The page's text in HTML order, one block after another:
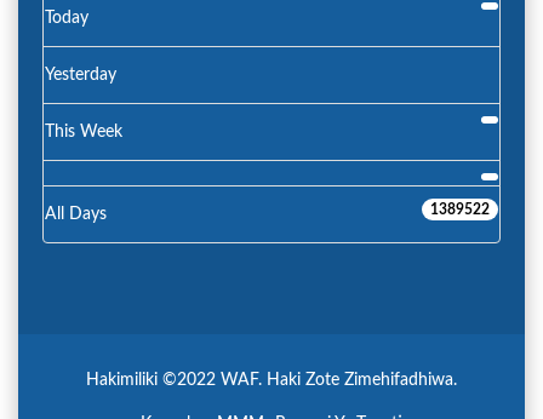
Today
Yesterday
This Week
All Days 1389522
Hakimiliki ©2022 WAF. Haki Zote Zimehifadhiwa.